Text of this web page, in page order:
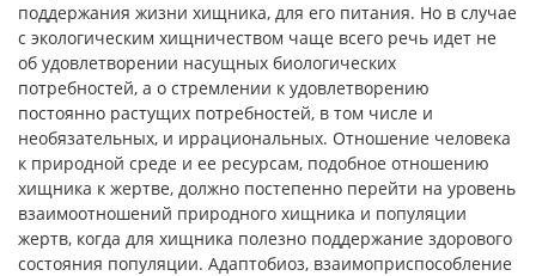
поддержания жизни хищника, для его питания. Но в случае
с экологическим хищничеством чаще всего речь идет не
об удовлетворении насущных биологических
потребностей, а о стремлении к удовлетворению
постоянно растущих потребностей, в том числе и
необязательных, и иррациональных. Отношение человека
к природной среде и ее ресурсам, подобное отношению
хищника к жертве, должно постепенно перейти на уровень
взаимоотношений природного хищника и популяции
жертв, когда для хищника полезно поддержание здорового
состояния популяции. Адаптобиоз, взаимоприспособление